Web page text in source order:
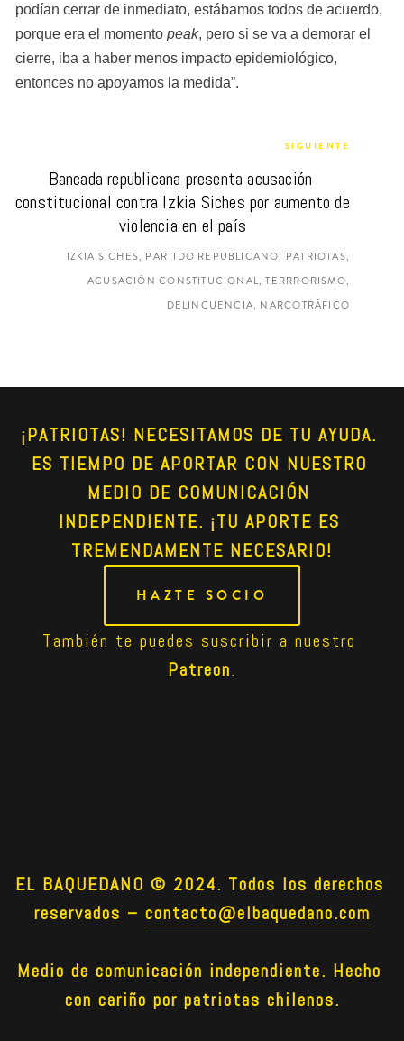
podían cerrar de inmediato, estábamos todos de acuerdo,
porque era el momento peak, pero si se va a demorar el
cierre, iba a haber menos impacto epidemiológico,
entonces no apoyamos la medida”.
SIGUIENTE
Bancada republicana presenta acusación
constitucional contra Izkia Siches por aumento de
violencia en el país
IZKIA SICHES, PARTIDO REPUBLICANO, PATRIOTAS,
ACUSACIÓN CONSTITUCIONAL, TERRRORISMO,
DELINCUENCIA, NARCOTRÁFICO
¡PATRIOTAS! NECESITAMOS DE TU AYUDA.
ES TIEMPO DE APORTAR CON NUESTRO
MEDIO DE COMUNICACIÓN
INDEPENDIENTE. ¡TU APORTE ES
TREMENDAMENTE NECESARIO!
HAZTE SOCIO
Patreon.
EL BAQUEDANO © 2024. Todos los derechos
reservados – contacto@elbaquedano.com
Medio de comunicación independiente. Hecho
con cariño por patriotas chilenos.